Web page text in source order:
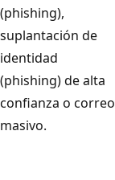
(phishing),
suplantación de
identidad
(phishing) de alta
confianza o correo
masivo.